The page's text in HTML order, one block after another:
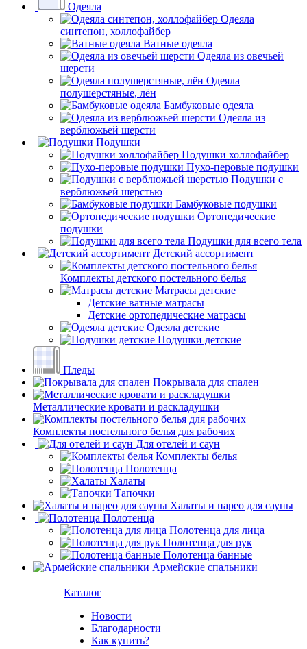
Одеяла
Одеяла
синтепон, холлофайбер
Ватные одеяла
Одеяла из овечьей
шерсти
Одеяла
полушерстяные, лён
Бамбуковые одеяла
Одеяла из
верблюжьей шерсти
Подушки
Подушки холлофайбер
Пухо-перовые подушки
Подушки с
верблюжьей шерстью
Бамбуковые подушки
Ортопедические
подушки
Подушки для всего тела
Детский ассортимент
Комплекты детского постельного белья
Матрасы детские
Детские ватные матрасы
Детские ортопедические матрасы
Одеяла детские
Подушки детские
Пледы
Покрывала для спален
Металлические кровати и раскладушки
Комплекты постельного белья для рабочих
Для отелей и саун
Комплекты белья
Полотенца
Халаты
Тапочки
Халаты и парео для сауны
Полотенца
Полотенца для лица
Полотенца для рук
Полотенца банные
Армейские спальники
Каталог
Новости
Благодарности
Как купить?